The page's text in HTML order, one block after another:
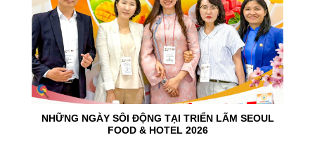
NHỮNG NGÀY SÔI ĐỘNG TẠI TRIỂN LÃM SEOUL
FOOD & HOTEL 2026